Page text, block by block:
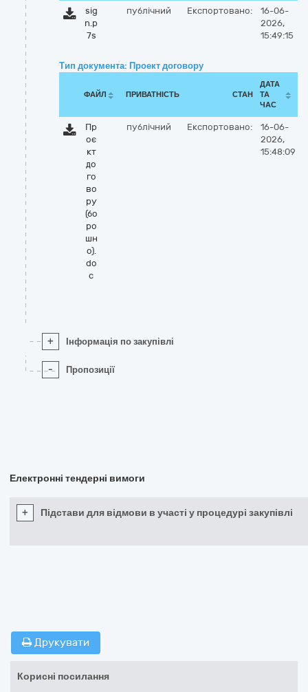
sig
n.p
7s
публічний Експортовано:
16-06-
2026,
15:49:15
Тип документа: Проект договору
ФАЙЛ ПРИВАТНІСТЬ СТАН
ДАТА
ТА
ЧАС
Пр
оє
кт
до
го
во
ру
(бо
ро
шн
о).
do
c
публічний Експортовано:
16-06-
2026,
15:48:09
+ Інформація по закупівлі
- Пропозиції
Електронні тендерні вимоги
+ Підстави для відмови в участі у процедурі закупівлі
Друкувати
Корисні посилання